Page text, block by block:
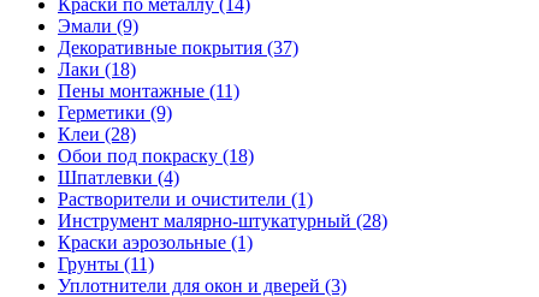
Эмали (9)
Декоративные покрытия (37)
Лаки (18)
Пены монтажные (11)
Герметики (9)
Клеи (28)
Обои под покраску (18)
Шпатлевки (4)
Растворители и очистители (1)
Инструмент малярно-штукатурный (28)
Краски аэрозольные (1)
Грунты (11)
Уплотнители для окон и дверей (3)